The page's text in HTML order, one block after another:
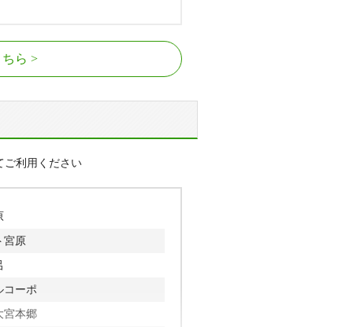
ら
ご利用ください
宮原
コーポ
宮本郷